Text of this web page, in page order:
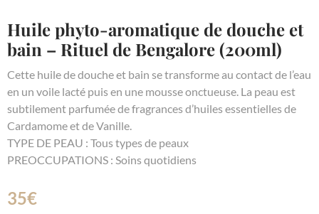
Huile phyto-aromatique de douche et
bain – Rituel de Bengalore (200ml)
Cette huile de douche et bain se transforme au contact de l’eau
en un voile lacté puis en une mousse onctueuse. La peau est
subtilement parfumée de fragrances d’huiles essentielles de
Cardamome et de Vanille.
TYPE DE PEAU : Tous types de peaux
PREOCCUPATIONS : Soins quotidiens
35€